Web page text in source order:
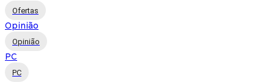
Ofertas
Opinião
Opinião
PC
PC